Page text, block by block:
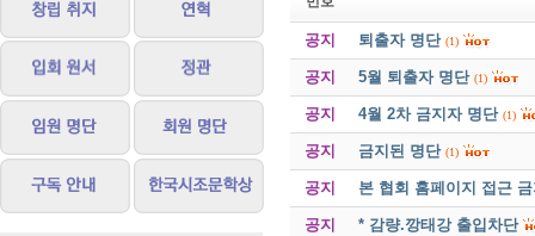
공지 퇴출자 명단 (1)
공지 5월 퇴출자 명단 (1)
공지 4월 2차 금지자 명단 (1)
공지 금지된 명단 (1)
공지 본 협회 홈페이지 접근
공지 * 감량.깡태강 출입차단